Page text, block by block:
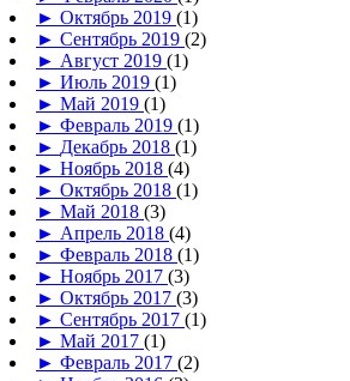
► Октябрь 2019 (1)
► Сентябрь 2019 (2)
► Август 2019 (1)
► Июль 2019 (1)
► Май 2019 (1)
► Февраль 2019 (1)
► Декабрь 2018 (1)
► Ноябрь 2018 (4)
► Октябрь 2018 (1)
► Май 2018 (3)
► Апрель 2018 (4)
► Февраль 2018 (1)
► Ноябрь 2017 (3)
► Октябрь 2017 (3)
► Сентябрь 2017 (1)
► Май 2017 (1)
► Февраль 2017 (2)